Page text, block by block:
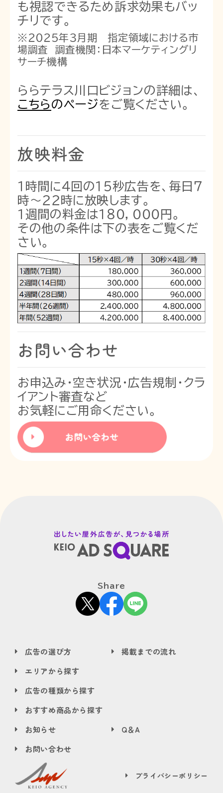
も視認できるため訴求効果もバッ
チリです。
※２０２５年３月期 指定領域における市
場調査 調査機関：日本マーケティングリ
サーチ機構
ららテラス川口ビジョンの詳細は、
こちら のページをご覧ください。
放映料金
１時間に４回の１５秒広告を、毎日７
時～２２時に放映します。
１週間の料金は１８０，０００円。
その他の条件は下の表をご覧くだ
さい。
お問い合わせ
お申込み・空き状況・広告規制・クラ
イアント審査など
お気軽にご用命ください。
Share
広告の選び方
掲載までの流れ
エリアから探す
広告の種類から探す
おすすめ商品から探す
お知らせ
Q＆A
お問い合わせ
プライバシーポリシー